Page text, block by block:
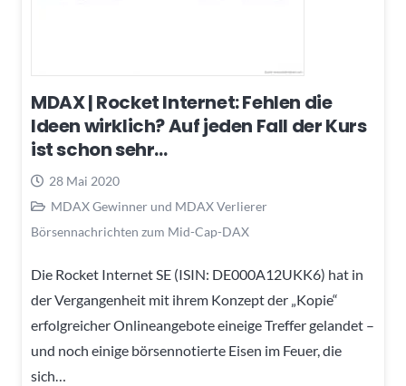
MDAX | Rocket Internet: Fehlen die
Ideen wirklich? Auf jeden Fall der Kurs
ist schon sehr…
28 Mai 2020
MDAX Gewinner und MDAX Verlierer
Börsennachrichten zum Mid-Cap-DAX
Die Rocket Internet SE (ISIN: DE000A12UKK6) hat in
der Vergangenheit mit ihrem Konzept der „Kopie“
erfolgreicher Onlineangebote eineige Treffer gelandet –
und noch einige börsennotierte Eisen im Feuer, die
sich…